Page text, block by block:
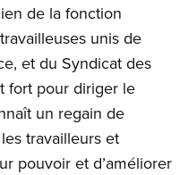
de la fonction
unis de
et du Syndicat des
fort pour diriger le
un regain de
travailleurs et
pouvoir et d’améliorer